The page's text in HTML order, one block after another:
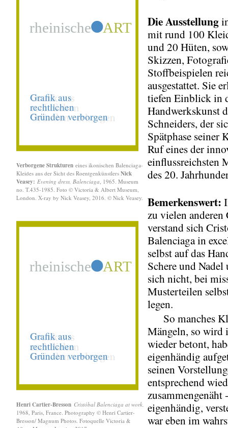
Verborgene Strukturen eines ikonischen Balenciaga-
Kleides aus der Sicht des Roentgenkünstlers Nick
Veasey: Evening dress, Balenciaga , 1965. Museum
no. T.435-1985. Foto © Victoria & Albert Museum,
London. X-ray by Nick Veasey, 2016. © Nick Veasey.
Henri Cartier-Bresson Cristóbal Balenciaga at work,
1968, Paris, France. Photography © Henri Cartier-
Bresson/ Magnum Photos. Fotoquelle Victoria &
Die Ausstellung
mit rund 100
und 20 Hüten,
Skizzen,
Stoffbeispielen
ausgestattet. Sie
tiefen Einblick in
Handwerkskunst
Schneiders, der
Spätphase seiner
Ruf eines der
einflussreichsten
des 20.
Bemerkenswert:
zu vielen anderen
verstand sich
Balenciaga in
selbst auf das
Schere und Nadel
sich nicht, bei
Musterteilen
legen.
So manches
Mängeln, so wird
wieder betont,
eigenhändig
seinen
entsprechend
zusammengenäht -
eigenhändig,
war eben im